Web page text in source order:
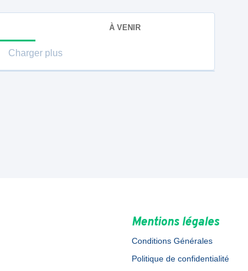
À VENIR
Charger plus
Mentions légales
Conditions Générales
Politique de confidentialité